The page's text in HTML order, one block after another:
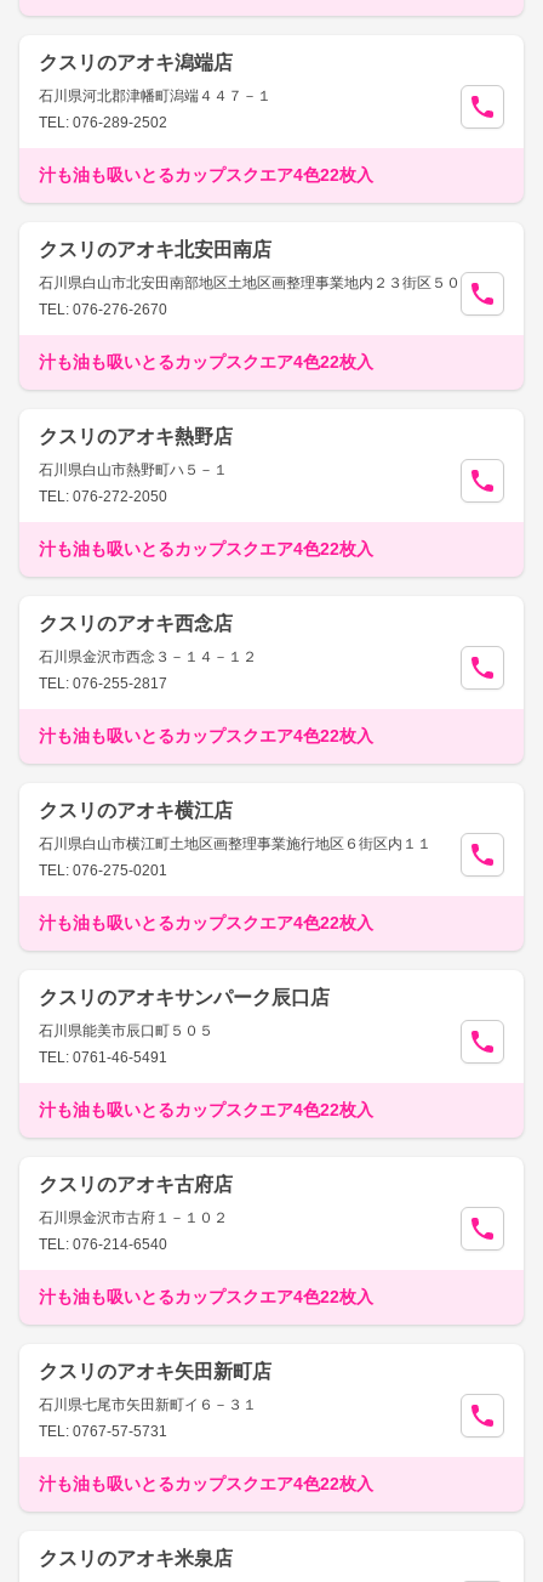
クスリのアオキ潟端店
石川県河北郡津幡町潟端４４７－１
TEL: 076-289-2502
汁も油も吸いとるカップスクエア4色22枚入
クスリのアオキ北安田南店
石川県白山市北安田南部地区土地区画整理事業地内２３街区５０
TEL: 076-276-2670
汁も油も吸いとるカップスクエア4色22枚入
クスリのアオキ熱野店
石川県白山市熱野町ハ５－１
TEL: 076-272-2050
汁も油も吸いとるカップスクエア4色22枚入
クスリのアオキ西念店
石川県金沢市西念３－１４－１２
TEL: 076-255-2817
汁も油も吸いとるカップスクエア4色22枚入
クスリのアオキ横江店
石川県白山市横江町土地区画整理事業施行地区６街区内１１
TEL: 076-275-0201
汁も油も吸いとるカップスクエア4色22枚入
クスリのアオキサンパーク辰口店
石川県能美市辰口町５０５
TEL: 0761-46-5491
汁も油も吸いとるカップスクエア4色22枚入
クスリのアオキ古府店
石川県金沢市古府１－１０２
TEL: 076-214-6540
汁も油も吸いとるカップスクエア4色22枚入
クスリのアオキ矢田新町店
石川県七尾市矢田新町イ６－３１
TEL: 0767-57-5731
汁も油も吸いとるカップスクエア4色22枚入
クスリのアオキ米泉店